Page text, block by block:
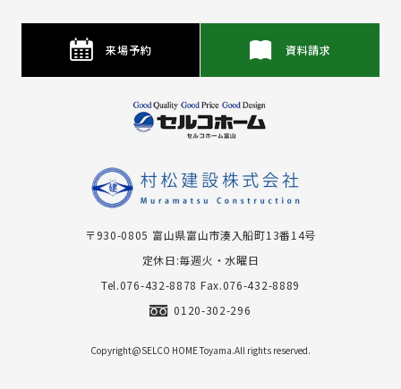
来場予約 資料請求
〒930-0805 富⼭県富⼭市湊⼊船町13番14号
定休日:毎週火・水曜日
Tel.076-432-8878 Fax.076-432-8889
0120-302-296
Copyright@SELCO HOME Toyama.All rights reserved.